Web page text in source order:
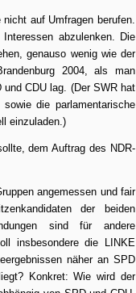
auf Umfragen berufen.
abzulenken. Die
genauso wenig wie der
2004, als man
CDU lag. (Der SWR hat
die parlamentarische
einzuladen.)
dem Auftrag des NDR-
angemessen und fair
der beiden
sind für andere
insbesondere die LINKE
näher an SPD
Konkret: Wie wird der